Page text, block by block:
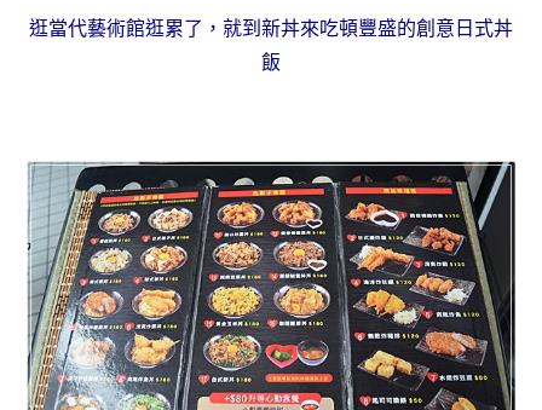
逛當代藝術館逛累了，就到新丼來吃頓豐盛的創意日式丼
飯